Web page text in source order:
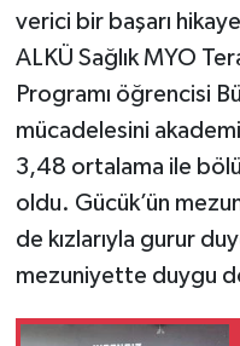
verici bir başarı
ALKÜ Sağlık MYO
Programı öğrencisi
mücadelesini
3,48 ortalama ile
oldu. Gücük’ün
de kızlarıyla gurur
mezuniyette duygu